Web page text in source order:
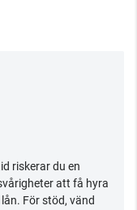
riskerar du en
att få hyra
För stöd, vänd